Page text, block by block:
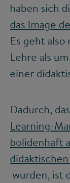
haben sich
das Image
Es geht
Lehre als
einer
Dadurch,
Learning-
bolidenhaft
wurden, ist